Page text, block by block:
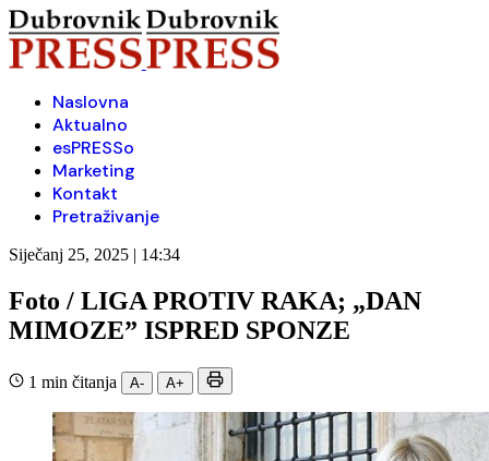
Naslovna
Aktualno
esPRESSo
Marketing
Kontakt
Pretraživanje
Siječanj 25, 2025 | 14:34
Foto / LIGA PROTIV RAKA; „DAN
MIMOZE” ISPRED SPONZE
1 min čitanja A- A+